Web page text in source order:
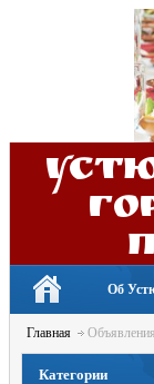
Об
Главная Объявления
Категории